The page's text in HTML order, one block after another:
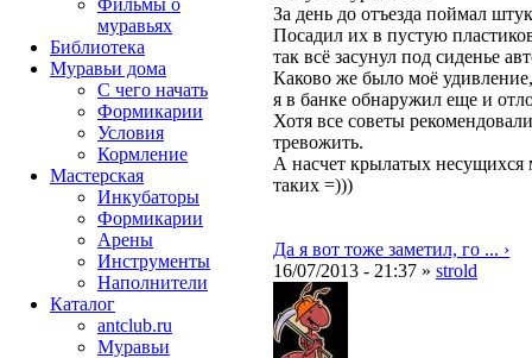
За день до отъезда поймал
Посадил их в пустую
так всё засунул под сиденье
Каково же было моё
я в банке обнаружил еще и
Хотя все советы
тревожить.
А насчет крылатых несущихся
таких =)))
Да я вот тоже заметил, го ... ›
16/07/2013 - 21:37 » strold
Фильмы о
муравьях
Библиотека
Муравьи дома
С чего начать
Формикарии
Условия
Кормление
Мастерская
Инкубаторы
Формикарии
Арены
Инструменты
Наполнители
Каталог
antclub.ru
Муравьи